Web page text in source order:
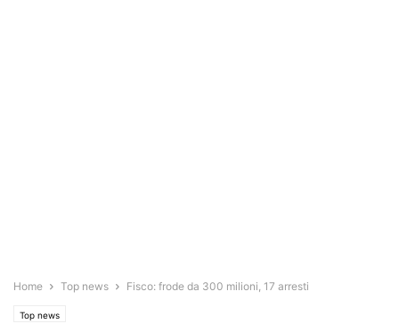
Home Top news Fisco: frode da 300 milioni, 17 arresti
Top news